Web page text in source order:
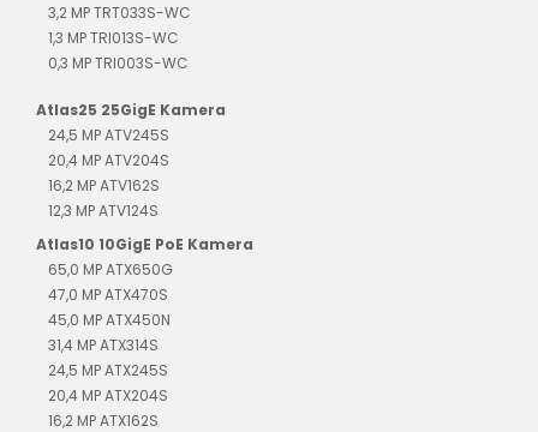
3,2 MP TRT033S-WC
1,3 MP TRI013S-WC
0,3 MP TRI003S-WC
Atlas25 25GigE Kamera
24,5 MP ATV245S
20,4 MP ATV204S
16,2 MP ATV162S
12,3 MP ATV124S
Atlas10 10GigE PoE Kamera
65,0 MP ATX650G
47,0 MP ATX470S
45,0 MP ATX450N
31,4 MP ATX314S
24,5 MP ATX245S
20,4 MP ATX204S
16,2 MP ATX162S